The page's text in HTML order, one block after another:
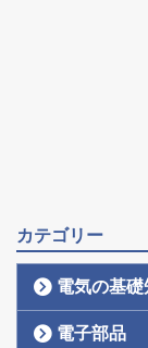
カテゴリー
電気の基
電子部品